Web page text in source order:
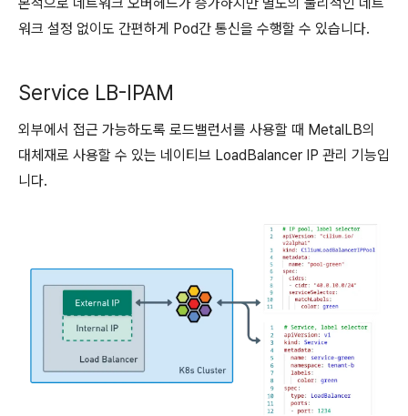
워크 설정 없이도 간편하게 Pod간 통신을 수행할 수 있습니다.
Service LB-IPAM
외부에서 접근 가능하도록 로드밸런서를 사용할 때 MetalLB의
대체재로 사용할 수 있는 네이티브 LoadBalancer IP 관리 기능입
니다.